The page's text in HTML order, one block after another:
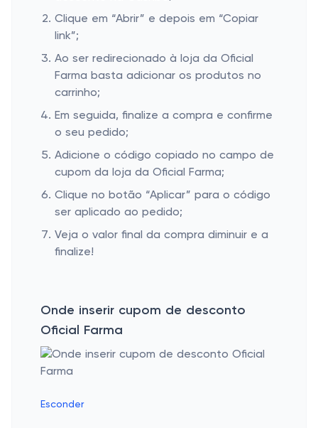
Clique em “Abrir” e depois em “Copiar
link”;
Ao ser redirecionado à loja da Oficial
Farma basta adicionar os produtos no
carrinho;
Em seguida, finalize a compra e confirme
o seu pedido;
Adicione o código copiado no campo de
cupom da loja da Oficial Farma;
Clique no botão “Aplicar” para o código
ser aplicado ao pedido;
Veja o valor final da compra diminuir e a
finalize!
Onde inserir cupom de desconto
Oficial Farma
Esconder